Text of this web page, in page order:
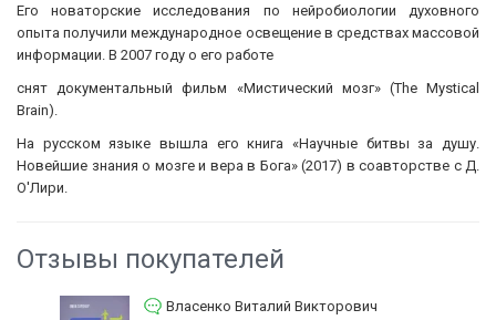
Его новаторские исследования по нейробиологии духовного
опыта получили международное освещение в средствах массовой
информации. В 2007 году о его работе
снят документальный фильм «Мистический мозг» (The Mystical
Brain).
На русском языке вышла его книга «Научные битвы за душу.
Новейшие знания о мозге и вера в Бога» (2017) в соавторстве с Д.
О'Лири.
Отзывы покупателей
Власенко Виталий Викторович